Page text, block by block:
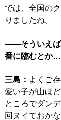
では、全国の
りましたね。
――そういえば
番に臨むとか
三島： よくご
愛い子が山ほ
ところでダン
回ヌイておか